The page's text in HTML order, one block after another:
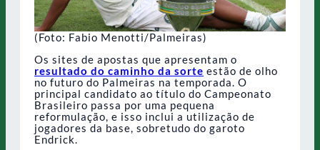
(Foto: Fabio Menotti/Palmeiras)
Os sites de apostas que apresentam o
resultado do caminho da sorte estão de olho
no futuro do Palmeiras na temporada. O
principal candidato ao título do Campeonato
Brasileiro passa por uma pequena
reformulação, e isso inclui a utilização de
jogadores da base, sobretudo do garoto
Endrick.